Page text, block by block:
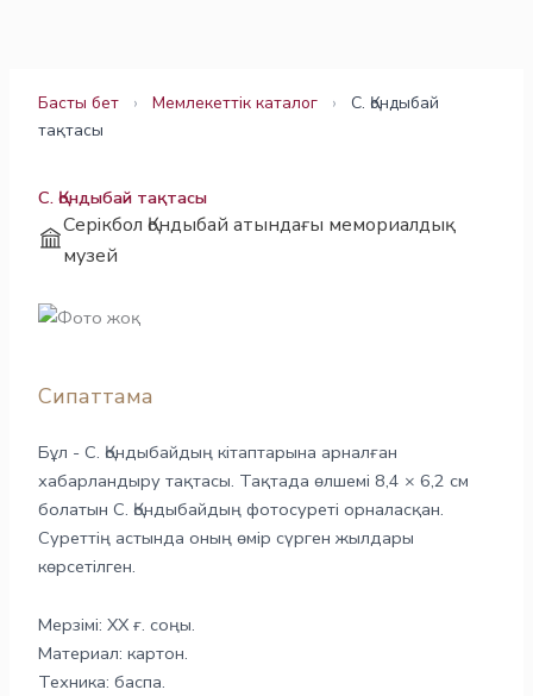
Басты бет › Мемлекеттік каталог ›
С. Қондыбай
тақтасы
С. Қондыбай тақтасы
Серікбол Қондыбай атындағы мемориалдық
музей
Сипаттама
Бұл - С. Қондыбайдың кітаптарына арналған
хабарландыру тақтасы. Тақтада өлшемі 8,4 × 6,2 см
болатын С. Қондыбайдың фотосуреті орналасқан.
Суреттің астында оның өмір сүрген жылдары
көрсетілген.
Мерзімі: ХХ ғ. соңы.
Материал: картон.
Техника: баспа.